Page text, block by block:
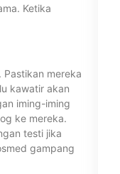
Ketika
mereka
kawatir akan
iming-iming
ke mereka.
testi jika
gampang